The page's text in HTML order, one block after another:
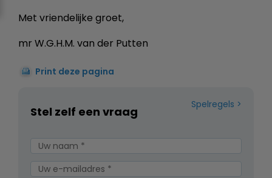
Met vriendelijke groet,
mr W.G.H.M. van der Putten
Print deze pagina
Spelregels
Stel zelf een vraag